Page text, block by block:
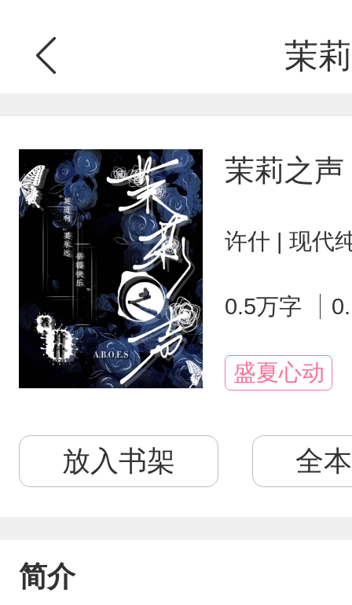
茉
茉莉之声
许什 | 现代
0.5万字
盛夏心动
放入书架 全
简介